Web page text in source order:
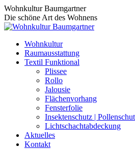
Zum
Inhalt
springen
Wohnkultur Baumgartner
Die schöne Art des Wohnens
Wohnkultur
Raumausstattung
Textil Funktional
Plissee
Rollo
Jalousie
Flächenvorhang
Fensterfolie
Insektenschutz |
Lichtschachtabdeckung
Aktuelles
Kontakt